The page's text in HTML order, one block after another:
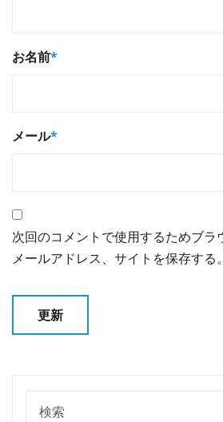
お名前*
メール*
次回のコメントで使用するためブラ
メールアドレス、サイトを保存する。